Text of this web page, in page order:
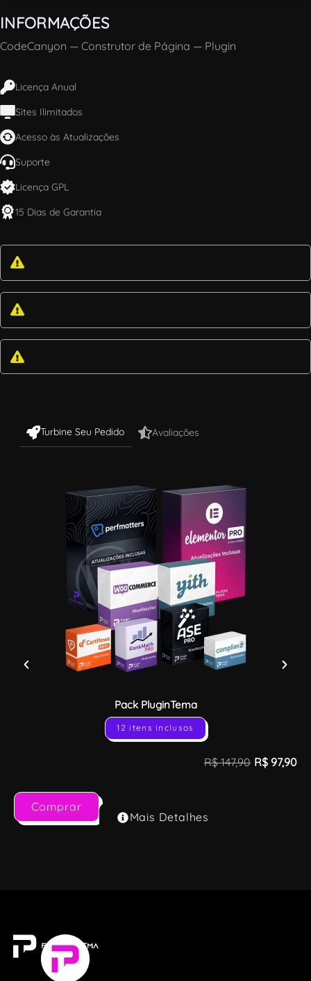
INFORMAÇÕES
CodeCanyon — Construtor de Página — Plugin
Licença Anual
Sites Ilimitados
Acesso às Atualizações
Suporte
Licença GPL
15 Dias de Garantia
Turbine Seu Pedido Avaliações
Pack PluginTema
12 itens inclusos
R$147,90 R$ 97,90
Comprar
Mais Detalhes